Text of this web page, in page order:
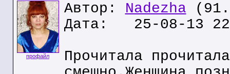
профайл
Автор: Nadezha
Дата: 25-08-13
Прочитала